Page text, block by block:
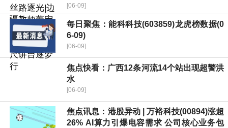
[06-09]
每日聚焦：能科科技(603859)龙虎榜数据(0
6-09)
[06-09]
焦点快看：广西12条河流14个站出现超警洪
水
[06-09]
焦点讯息：港股异动 | 万裕科技(00894)涨超
26% AI算力引爆电容需求 公司核心业务包